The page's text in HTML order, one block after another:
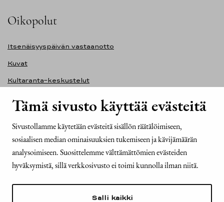
Tämä sivusto käyttää evästeitä
Sivustollamme käytetään evästeitä sisällön räätälöimiseen,
sosiaalisen median ominaisuuksien tukemiseen ja kävijämäärän
analysoimiseen. Suosittelemme välttämättömien evästeiden
hyväksymistä, sillä verkkosivusto ei toimi kunnolla ilman niitä.
Salli kaikki
Oikopolut
Itsenäisyyspäivän vastaanotto
Kuvat
Kultaranta-keskustelut
Presidentti.fi-sivuston saavutettavuusseloste
Yhteystiedot
Mariankatu 2